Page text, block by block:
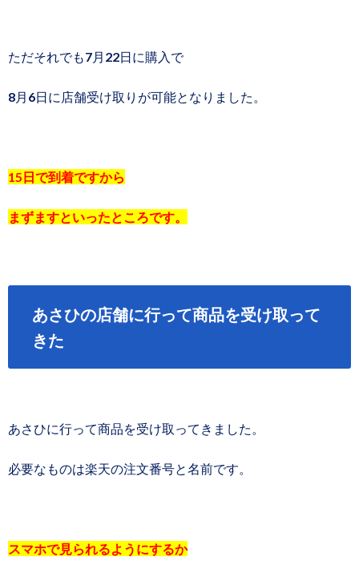
ただそれでも7月22日に購入で
8月6日に店舗受け取りが可能となりました。
15日で到着ですから
まずますといったところです。
あさひの店舗に行って商品を受け取って
きた
あさひに行って商品を受け取ってきました。
必要なものは楽天の注文番号と名前です。
スマホで見られるようにするか